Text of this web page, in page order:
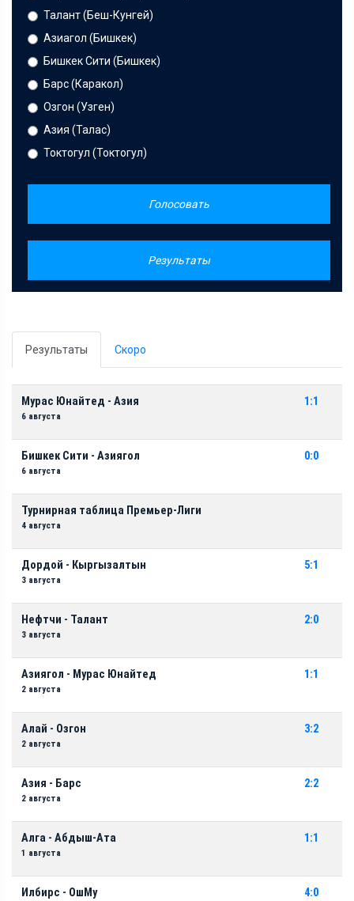
Талант (Беш-Кунгей)
Азиагол (Бишкек)
Бишкек Сити (Бишкек)
Барс (Каракол)
Озгон (Узген)
Азия (Талас)
Токтогул (Токтогул)
Голосовать
Результаты
Результаты Скоро
Мурас Юнайтед - Азия
6 августа
1:1
Бишкек Сити - Азиягол
6 августа
0:0
Турнирная таблица Премьер-Лиги
4 августа
Дордой - Кыргызалтын
3 августа
5:1
Нефтчи - Талант
3 августа
2:0
Азиягол - Мурас Юнайтед
2 августа
1:1
Алай - Озгон
2 августа
3:2
Азия - Барс
2 августа
2:2
Алга - Абдыш-Ата
1 августа
1:1
Илбирс - ОшМу 4:0